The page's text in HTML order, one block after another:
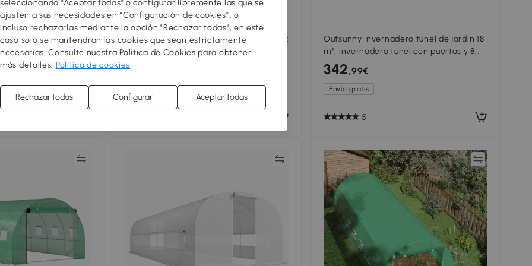
de Exterior
de Túnel con
g/m² para Cultivo
en Jardín
Outsunny Invernadero de jardín 1,8x1,8x2
m con puertas enrollables y amplias
ventanas, invernadero túnel de jardín,
67
Envío gratis
Outsunny Invernadero túnel de jardín 18
m², invernadero túnel con puertas y 8
ventanas, lona PE 140 g/m² 600 x 300 x
200 cm blanco
342,99€
Envío gratis
5
Comparar
seleccionando "Aceptar todas" o configurar libremente las que se
ajusten a sus necesidades en “Configuración de cookies”, o
incluso rechazarlas mediante la opción "Rechazar todas", en este
caso solo se mantendrán las cookies que sean estrictamente
necesarias. Consulte nuestra Política de Cookies para obtener
más detalles: Política de cookies
Rechazar todas Configurar Aceptar todas